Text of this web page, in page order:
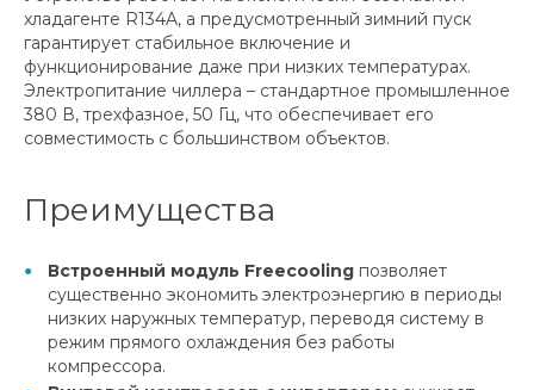
хладагенте R134A, а предусмотренный зимний пуск
гарантирует стабильное включение и
функционирование даже при низких температурах.
Электропитание чиллера – стандартное промышленное
380 В, трехфазное, 50 Гц, что обеспечивает его
совместимость с большинством объектов.
Преимущества
Встроенный модуль Freecooling позволяет
существенно экономить электроэнергию в периоды
низких наружных температур, переводя систему в
режим прямого охлаждения без работы
компрессора.